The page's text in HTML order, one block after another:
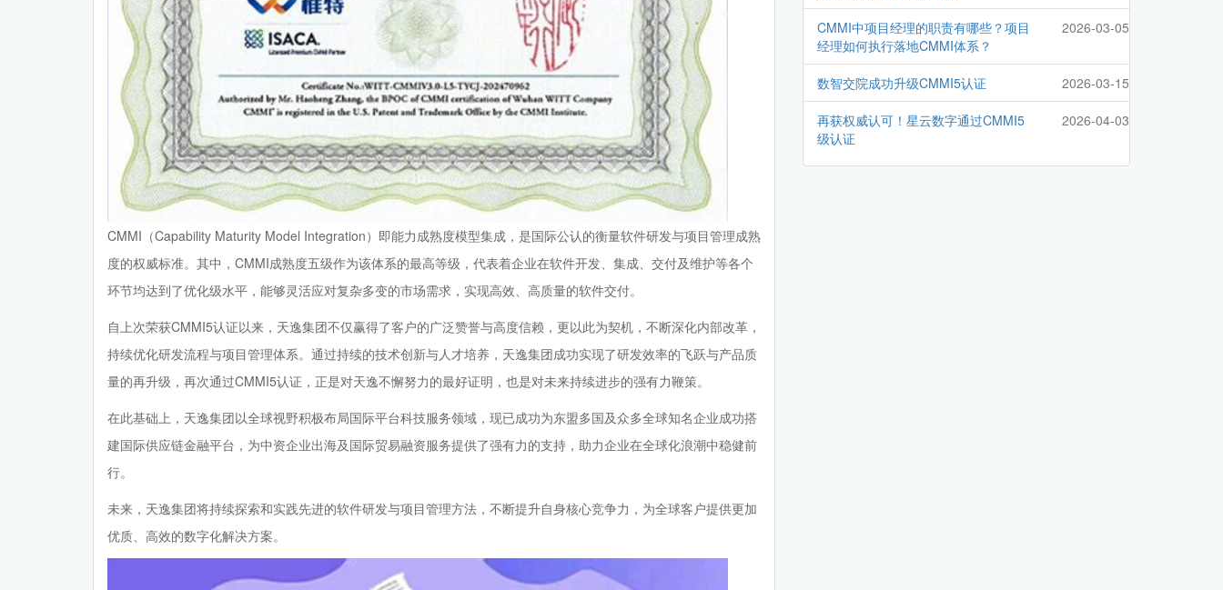
CMMI（Capability Maturity Model Integration）即能力成熟度模型集成，是国际公认的衡量软件研发与项目管理成熟
度的权威标准。其中，CMMI成熟度五级作为该体系的最高等级，代表着企业在软件开发、集成、交付及维护等各个
环节均达到了优化级水平，能够灵活应对复杂多变的市场需求，实现高效、高质量的软件交付。
自上次荣获CMMI5认证以来，天逸集团不仅赢得了客户的广泛赞誉与高度信赖，更以此为契机，不断深化内部改革，
持续优化研发流程与项目管理体系。通过持续的技术创新与人才培养，天逸集团成功实现了研发效率的飞跃与产品质
量的再升级，再次通过CMMI5认证，正是对天逸不懈努力的最好证明，也是对未来持续进步的强有力鞭策。
在此基础上，天逸集团以全球视野积极布局国际平台科技服务领域，现已成功为东盟多国及众多全球知名企业成功搭
建国际供应链金融平台，为中资企业出海及国际贸易融资服务提供了强有力的支持，助力企业在全球化浪潮中稳健前
行。
未来，天逸集团将持续探索和实践先进的软件研发与项目管理方法，不断提升自身核心竞争力，为全球客户提供更加
优质、高效的数字化解决方案。
CMMI中项目经理的职责有哪些？项目
经理如何执行落地CMMI体系？
2026-03-05
数智交院成功升级CMMI5认证 2026-03-15
再获权威认可！星云数字通过CMMI5
级认证
2026-04-03